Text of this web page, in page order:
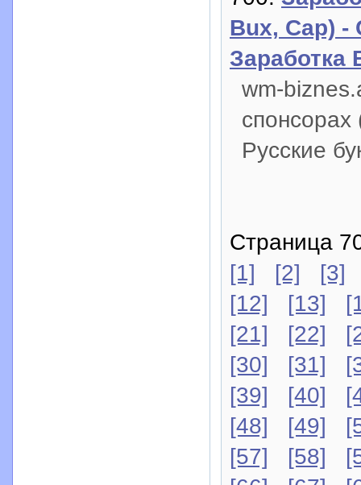
Bux, Cap)
Заработка
wm-
Русские
Страница
[1]
[2]
[3]
[12]
[13]
[21]
[22]
[30]
[31]
[39]
[40]
[48]
[49]
[57]
[58]